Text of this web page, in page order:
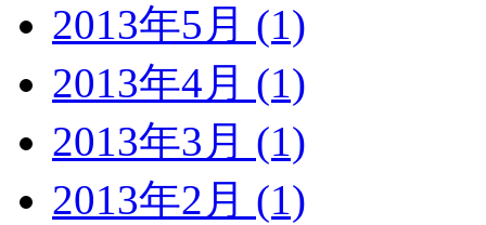
2013年5月 (1)
2013年4月 (1)
2013年3月 (1)
2013年2月 (1)